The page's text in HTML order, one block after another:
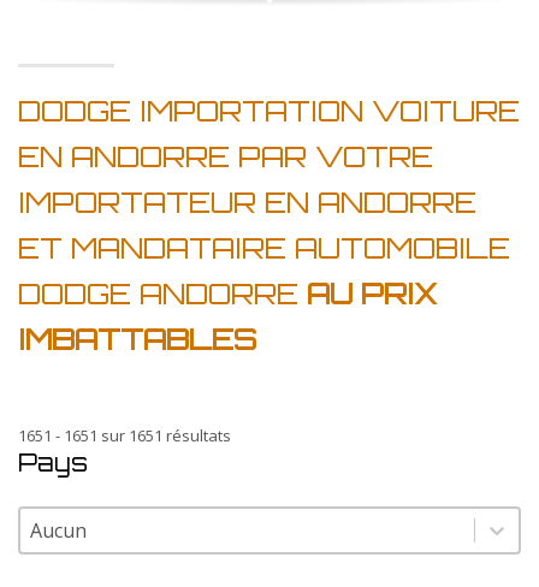
DODGE IMPORTATION VOITURE
EN ANDORRE PAR VOTRE
IMPORTATEUR EN ANDORRE
ET MANDATAIRE AUTOMOBILE
DODGE ANDORRE AU PRIX
IMBATTABLES
1651 - 1651 sur 1651 résultats
Pays
Pays
Pays